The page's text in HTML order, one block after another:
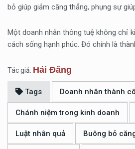
bỏ giúp giảm căng thẳng, phụng sự
Một doanh nhân thông tuệ không chỉ
cách sống hạnh phúc. Đó chính là
Tác giả: Hải Đăng
Tags Doanh nhân thành
Chánh niệm trong kinh doanh
Luật nhân quả Buông bỏ